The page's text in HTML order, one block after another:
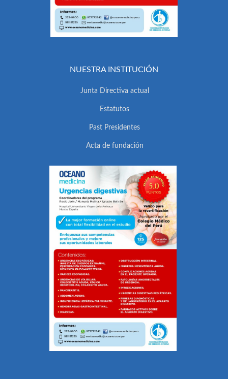
NUESTRA INSTITUCIÓN
Junta Directiva actual
Estatutos
Past Presidentes
Acta de fundación